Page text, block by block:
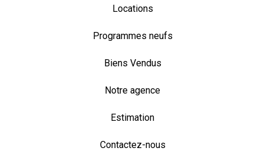
Locations
Programmes neufs
Biens Vendus
Notre agence
Estimation
Contactez-nous